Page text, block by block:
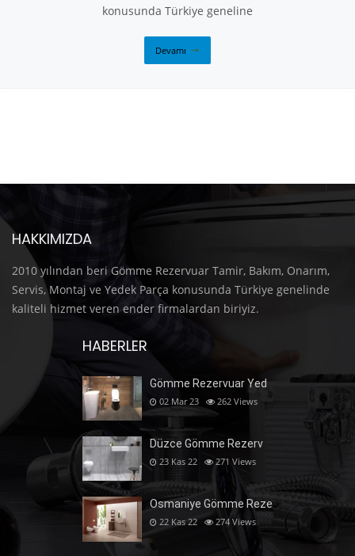
konusunda Türkiye geneline
Devamı
HAKKIMIZDA
2010 yılından beri Gömme Rezervuar Tamir, Bakım, Onarım,
Servis, Montaj ve Yedek Parça konusunda Türkiye genelinde
kaliteli hizmet veren ender firmalardan biriyiz.
HABERLER
Gömme Rezervuar Yed
02 Mar 23 262 Views
Düzce Gömme Rezerv
23 Kas 22 271 Views
Osmaniye Gömme Reze
22 Kas 22 274 Views